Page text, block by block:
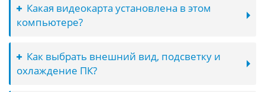
Какая видеокарта установлена в этом
компьютере?
Как выбрать внешний вид, подсветку и
охлаждение ПК?